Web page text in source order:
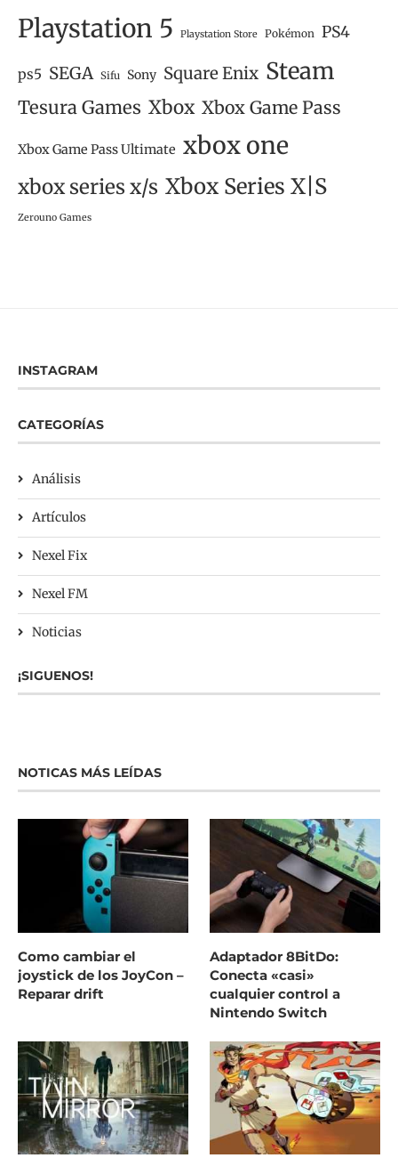
Playstation 5 Playstation Store Pokémon PS4
ps5 SEGA Sifu Sony Square Enix Steam
Tesura Games Xbox Xbox Game Pass
Xbox Game Pass Ultimate xbox one
xbox series x/s Xbox Series X|S
Zerouno Games
INSTAGRAM
CATEGORÍAS
Análisis
Artículos
Nexel Fix
Nexel FM
Noticias
¡SIGUENOS!
NOTICAS MÁS LEÍDAS
Como cambiar el
joystick de los JoyCon –
Reparar drift
Adaptador 8BitDo:
Conecta «casi»
cualquier control a
Nintendo Switch